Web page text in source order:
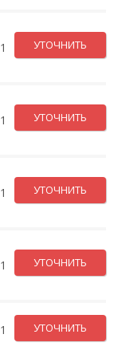
1 УТОЧНИТЬ
1 УТОЧНИТЬ
1 УТОЧНИТЬ
1 УТОЧНИТЬ
1 УТОЧНИТЬ